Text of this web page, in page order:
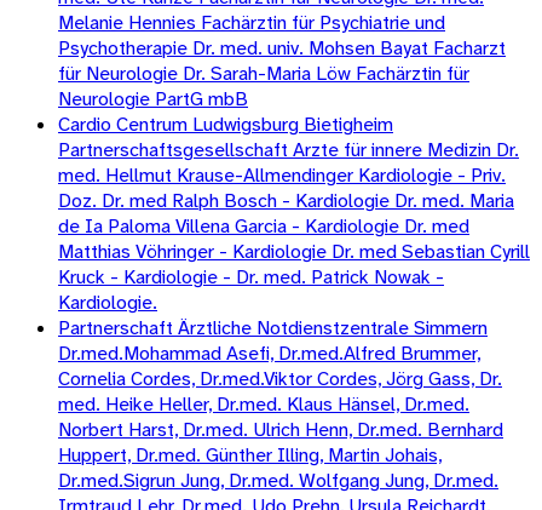
Melanie Hennies Fachärztin für Psychiatrie und
Psychotherapie Dr. med. univ. Mohsen Bayat Facharzt
für Neurologie Dr. Sarah-Maria Löw Fachärztin für
Neurologie PartG mbB
Cardio Centrum Ludwigsburg Bietigheim
Partnerschaftsgesellschaft Arzte für innere Medizin Dr.
med. Hellmut Krause-Allmendinger Kardiologie - Priv.
Doz. Dr. med Ralph Bosch - Kardiologie Dr. med. Maria
de Ia Paloma Villena Garcia - Kardiologie Dr. med
Matthias Vöhringer - Kardiologie Dr. med Sebastian Cyrill
Kruck - Kardiologie - Dr. med. Patrick Nowak -
Kardiologie.
Partnerschaft Ärztliche Notdienstzentrale Simmern
Dr.med.Mohammad Asefi, Dr.med.Alfred Brummer,
Cornelia Cordes, Dr.med.Viktor Cordes, Jörg Gass, Dr.
med. Heike Heller, Dr.med. Klaus Hänsel, Dr.med.
Norbert Harst, Dr.med. Ulrich Henn, Dr.med. Bernhard
Huppert, Dr.med. Günther Illing, Martin Johais,
Dr.med.Sigrun Jung, Dr.med. Wolfgang Jung, Dr.med.